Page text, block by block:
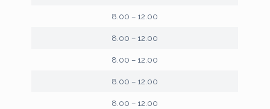
8.00 – 12.00
8.00 – 12.00
8.00 – 12.00
8.00 – 12.00
8.00 – 12.00